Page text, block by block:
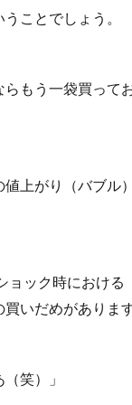
ことでしょう。
もう一袋買って
上がり（バブル
ョック時における
いだめがあります
笑）」